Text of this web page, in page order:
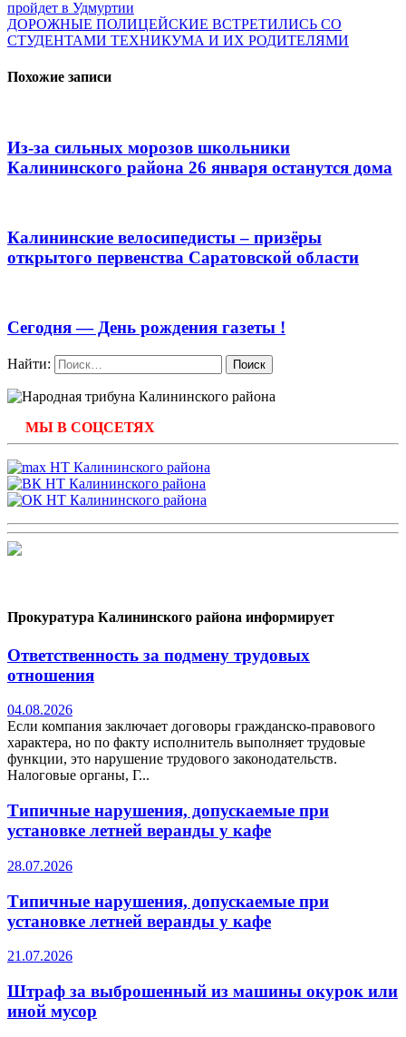
пройдет в Удмуртии
ДОРОЖНЫЕ ПОЛИЦЕЙСКИЕ ВСТРЕТИЛИСЬ СО
СТУДЕНТАМИ ТЕХНИКУМА И ИХ РОДИТЕЛЯМИ
Похожие записи
Из-за сильных морозов школьники
Калининского района 26 января останутся дома
Калининские велосипедисты – призёры
открытого первенства Саратовской области
Сегодня — День рождения газеты !
Найти:
МЫ В СОЦСЕТЯХ
Прокуратура Калининского района информирует
Ответственность за подмену трудовых
отношения
04.08.2026
Если компания заключает договоры гражданско-правового
характера, но по факту исполнитель выполняет трудовые
функции, это нарушение трудового законодательств.
Налоговые органы, Г...
Типичные нарушения, допускаемые при
установке летней веранды у кафе
28.07.2026
Типичные нарушения, допускаемые при
установке летней веранды у кафе
21.07.2026
Штраф за выброшенный из машины окурок или
иной мусор